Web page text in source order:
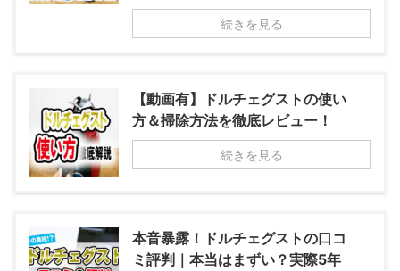
続きを見る
【動画有】ドルチェグストの使い
方＆掃除方法を徹底レビュー！
続きを見る
本音暴露！ドルチェグストの口コ
ミ評判｜本当はまずい？実際5年